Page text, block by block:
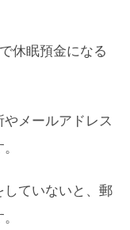
休眠預金になる
メールアドレス
ていないと、郵